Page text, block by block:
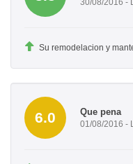
Su remodelacion y
6.0 Que pena
01/08/2016 -